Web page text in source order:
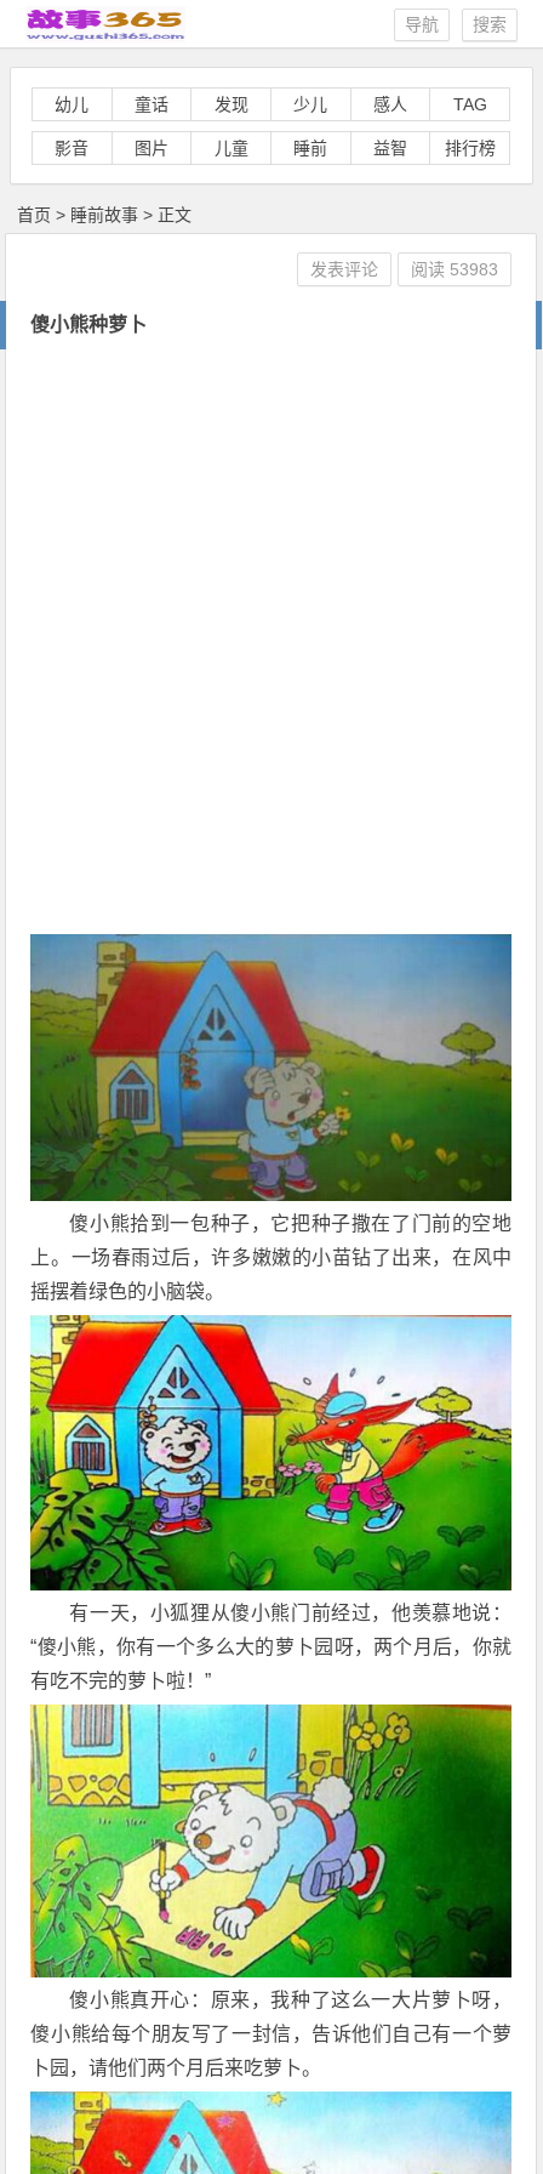
搜索
导航
幼儿 童话 发现 少儿 感人 TAG
影音 图片 儿童 睡前 益智 排行榜
首页 > 睡前故事 > 正文
傻小熊种萝卜
傻小熊拾到一包种子，它把种子撒在了门前的空地
上。一场春雨过后，许多嫩嫩的小苗钻了出来，在风中
摇摆着绿色的小脑袋。
有一天，小狐狸从傻小熊门前经过，他羡慕地说：
“傻小熊，你有一个多么大的萝卜园呀，两个月后，你就
有吃不完的萝卜啦！”
傻小熊真开心：原来，我种了这么一大片萝卜呀，
傻小熊给每个朋友写了一封信，告诉他们自己有一个萝
卜园，请他们两个月后来吃萝卜。
发表评论 阅读 53983